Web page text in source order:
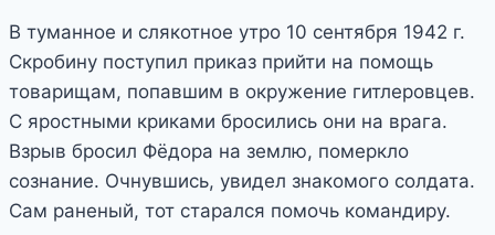
В туманное и слякотное утро 10 сентября 1942 г.
Скробину поступил приказ прийти на помощь
товарищам, попавшим в окружение гитлеровцев.
С яростными криками бросились они на врага.
Взрыв бросил Фёдора на землю, померкло
сознание. Очнувшись, увидел знакомого солдата.
Сам раненый, тот старался помочь командиру.